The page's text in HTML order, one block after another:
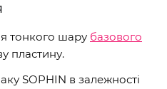
тонкого шару базового
пластину.
SOPHIN в залежності